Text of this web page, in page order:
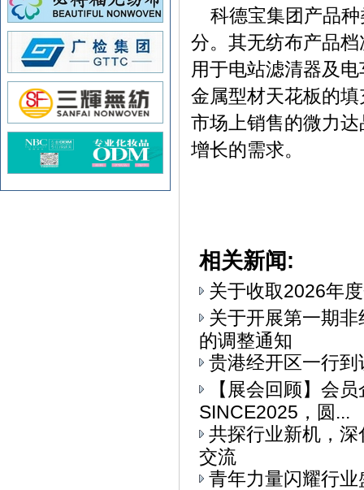
科德宝集团产品种
分。其无纺布产品
用于电站滤清器及
金属型材天花板的
市场上销售的微力
增长的需求。
相关新闻:
关于收取2026年
关于开展第一期
的调整通知
贵港经开区一行
【展会回顾】会
SINCE2025，圆...
共探行业新机，
交流
青年力量闪耀行